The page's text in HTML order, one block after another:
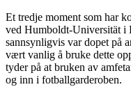
Et tredje moment som har
ved Humboldt-Universität i
sannsynligvis var dopet på
vært vanlig å bruke dette
tyder på at bruken av
og inn i fotballgarderoben.